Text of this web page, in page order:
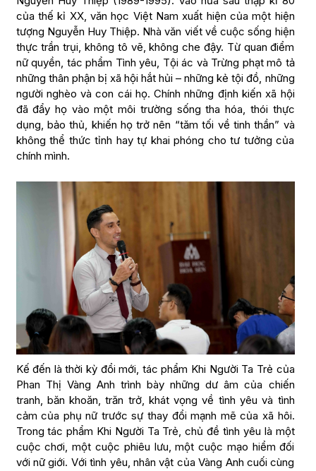
của thế kỉ XX, văn học Việt Nam xuất hiện của một hiện
tượng Nguyễn Huy Thiệp. Nhà văn viết về cuộc sống hiện
thực trần trụi, không tô vẽ, không che đậy. Từ quan điểm
nữ quyền, tác phẩm Tình yêu, Tội ác và Trừng phạt mô tả
những thân phận bị xã hội hắt hủi – những kẻ tội đồ, những
người nghèo và con cái họ. Chính những định kiến xã hội
đã đẩy họ vào một môi trường sống tha hóa, thói thực
dụng, bảo thủ, khiến họ trở nên “tăm tối về tinh thần” và
không thể thức tỉnh hay tự khai phóng cho tư tưởng của
chính mình.
Kế đến là thời kỳ đổi mới, tác phẩm Khi Người Ta Trẻ của
Phan Thị Vàng Anh trình bày những dư âm của chiến
tranh, băn khoăn, trăn trở, khát vọng về tình yêu và tình
cảm của phụ nữ trước sự thay đổi mạnh mẽ của xã hôi.
Trong tác phẩm Khi Người Ta Trẻ, chủ đề tình yêu là một
cuộc chơi, một cuộc phiêu lưu, một cuộc mạo hiểm đối
với nữ giới. Với tình yêu, nhân vật của Vàng Anh cuối cùng